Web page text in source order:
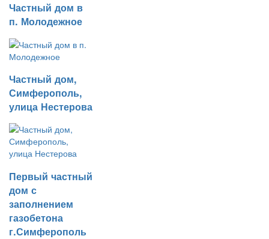
Частный дом в
п. Молодежное
Частный дом,
Симферополь,
улица Нестерова
Первый частный
дом с
заполнением
газобетона
г.Симферополь